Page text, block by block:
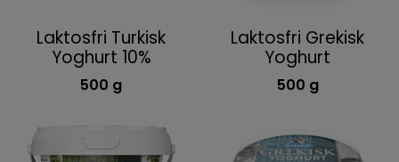
Laktosfri Turkisk
Yoghurt 10%
500 g
Laktosfri Grekisk
Yoghurt
500 g